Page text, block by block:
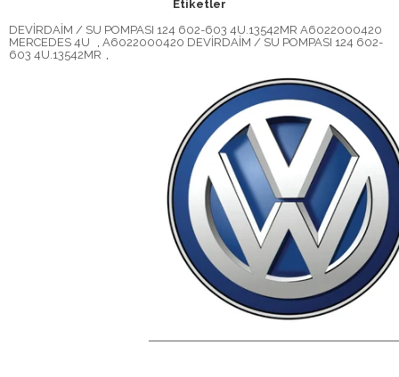
Etiketler
DEVİRDAİM / SU POMPASI 124 602-603 4U.13542MR A6022000420
MERCEDES 4U
, A6022000420 DEVİRDAİM / SU POMPASI 124 602-
603 4U.13542MR ,